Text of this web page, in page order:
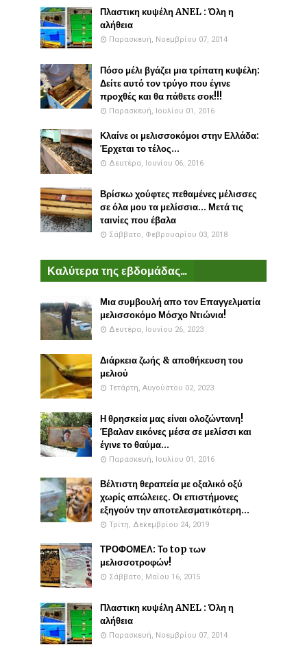
Πλαστικη κυψέλη ANEL : Όλη η
αλήθεια
Παρασκευή, Νοεμβρίου 07, 2014
Πόσο μέλι βγάζει μια τρίπατη κυψέλη:
Δείτε αυτό τον τρύγο που έγινε
προχθές και θα πάθετε σοκ!!!
Παρασκευή, Ιουλίου 01, 2016
Κλαίνε οι μελισσοκόμοι στην Ελλάδα:
Έρχεται το τέλος...
Δευτέρα, Ιουνίου 06, 2016
Βρίσκω χούφτες πεθαμένες μέλισσες
σε όλα μου τα μελίσσια... Μετά τις
ταινίες που έβαλα
Σάββατο, Φεβρουαρίου 03, 2018
Καλύτερα της εβδομάδας...
Μια συμβουλή απο τον Επαγγελματία
μελισσοκόμο Μόσχο Ντιώνια!
Δευτέρα, Ιουνίου 26, 2023
Διάρκεια ζωής & αποθήκευση του
μελιού
Τετάρτη, Αυγούστου 02, 2023
Η θρησκεία μας είναι ολοζώντανη!
Έβαλαν εικόνες μέσα σε μελίσσι και
έγινε το θαύμα...
Παρασκευή, Ιουλίου 01, 2016
Βέλτιστη θεραπεία με οξαλικό οξύ
χωρίς απώλειες. Οι επιστήμονες
εξηγούν την αποτελεσματικότερη...
Τρίτη, Δεκεμβρίου 24, 2019
ΤΡΟΦΟΜΕΛ: Το top των
μελισσοτροφών!
Σάββατο, Μαΐου 16, 2015
Πλαστικη κυψέλη ANEL : Όλη η
αλήθεια
Παρασκευή, Νοεμβρίου 07, 2014